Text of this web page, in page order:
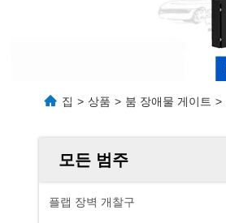
집 > 상품 > 붐 장애물 게이트 >
모든 범주
플랩 장벽 개찰구